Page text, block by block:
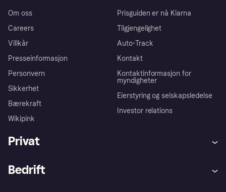
Om oss
Careers
Villkår
Presseinformasjon
Personvern
Sikkerhet
Bærekraft
Wikipink
Prisguiden er nå Klarna
Tilgjengelighet
Auto-Track
Kontakt
Kontaktinformasjon for
myndigheter
Eierstyring og selskapsledelse
Investor relations
Privat
Bedrift